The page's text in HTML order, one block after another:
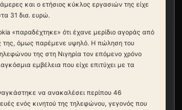
και ο ετήσιος κύκλος εργασιών της είχε
31 δισ. ευρώ.
«παραδέχτηκε» ότι έχανε μερίδιο αγοράς από
της, όμως παρέμενε υψηλό. Η πώληση του
της στη Νιγηρία τον επόμενο χρόνο
εμβέλεια που είχε επιτύχει με τα
να ανακαλέσει περίπου 46
ενός κινητού της τηλεφώνου, γεγονός που